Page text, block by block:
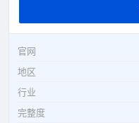
官网
地区
行业
完整度